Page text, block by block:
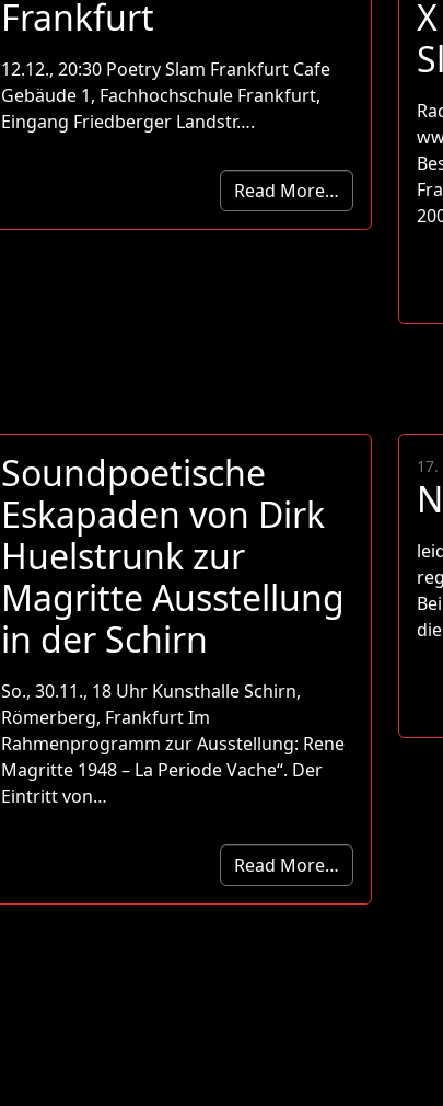
Frankfurt
12.12., 20:30 Poetry Slam Frankfurt Cafe
Gebäude 1, Fachhochschule Frankfurt,
Eingang Friedberger Landstr….
Read More…
Soundpoetische
Eskapaden von Dirk
Huelstrunk zur
Magritte Ausstellung
in der Schirn
So., 30.11., 18 Uhr Kunsthalle Schirn,
Römerberg, Frankfurt Im
Rahmenprogramm zur Ausstellung: Rene
Magritte 1948 – La Periode Vache“. Der
Eintritt von…
Read More…